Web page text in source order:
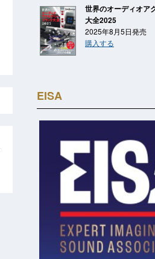
世界のオーディオア
大全2025
2025年8月5日発売
購入する
EISA